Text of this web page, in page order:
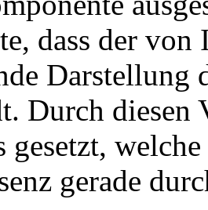
dass der
Durch diesen
gerade